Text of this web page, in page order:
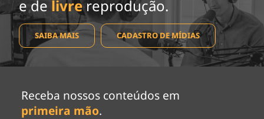
e de livrereprodução.
SAIBA MAIS CADASTRO DE MÍDIAS
Receba nossos conteúdos em
primeira mão.